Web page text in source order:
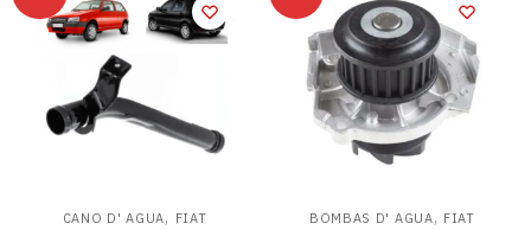
CANO D' AGUA, FIAT BOMBAS D' AGUA, FIAT